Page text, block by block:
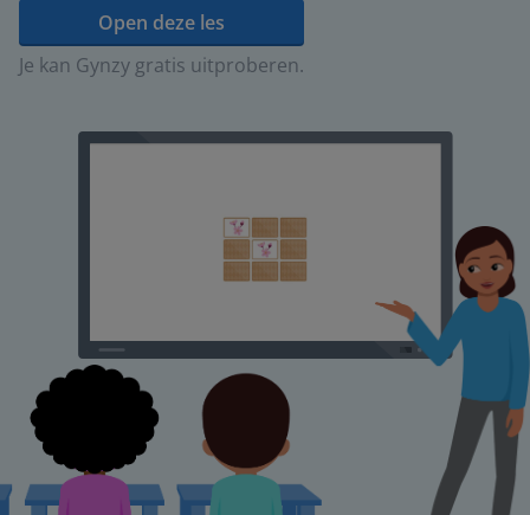
Open deze les
Je kan Gynzy gratis uitproberen.